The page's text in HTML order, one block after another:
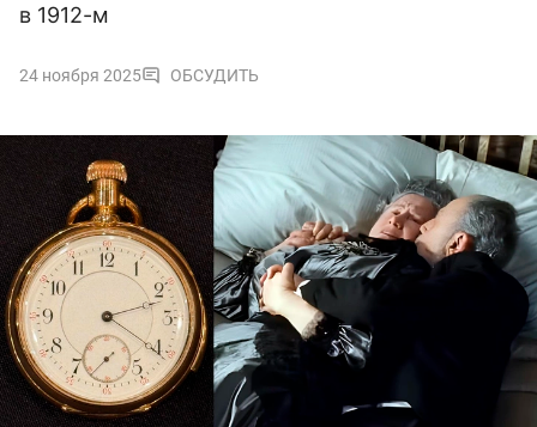
в 1912-м
24 ноября 2025 ОБСУДИТЬ